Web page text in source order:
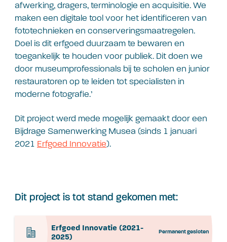
afwerking, dragers, terminologie en acquisitie. We
maken een digitale tool voor het identificeren van
fototechnieken en conserveringsmaatregelen.
Doel is dit erfgoed duurzaam te bewaren en
toegankelijk te houden voor publiek. Dit doen we
door museumprofessionals bij te scholen en junior
restauratoren op te leiden tot specialisten in
moderne fotografie.’
Dit project werd mede mogelijk gemaakt door een
Bijdrage Samenwerking Musea (sinds 1 januari
2021 Erfgoed Innovatie).
Dit project is tot stand gekomen met:
Erfgoed Innovatie (2021-
2025)
Permanent gesloten